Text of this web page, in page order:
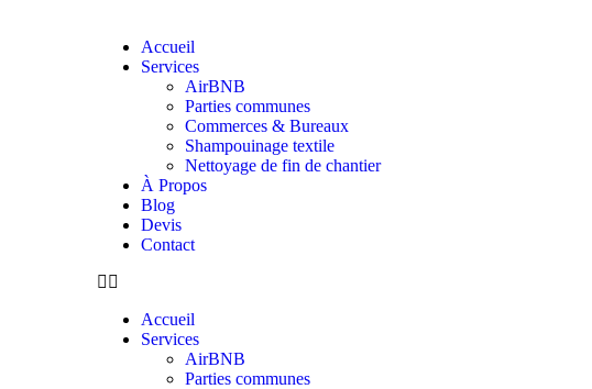
Accueil
Services
AirBNB
Parties communes
Commerces & Bureaux
Shampouinage textile
Nettoyage de fin de chantier
À Propos
Blog
Devis
Contact
Accueil
Services
AirBNB
Parties communes